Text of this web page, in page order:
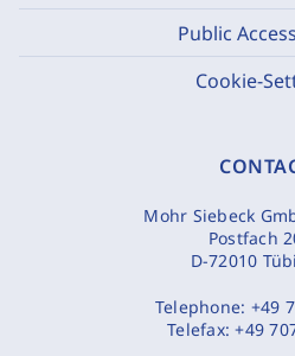
Public
Cookie-
Mohr Siebeck
Postfach
D-72010
Telephone: +49
Telefax:+49